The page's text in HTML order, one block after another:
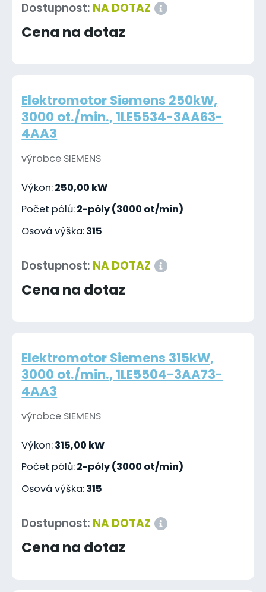
Dostupnost: NA DOTAZ
Cena na dotaz
Elektromotor Siemens 250kW,
3000 ot./min., 1LE5534-3AA63-
4AA3
výrobce SIEMENS
Výkon:250,00 kW
Počet pólů:2-póly (3000 ot/min)
Osová výška:315
Dostupnost: NA DOTAZ
Cena na dotaz
Elektromotor Siemens 315kW,
3000 ot./min., 1LE5504-3AA73-
4AA3
výrobce SIEMENS
Výkon:315,00 kW
Počet pólů:2-póly (3000 ot/min)
Osová výška:315
Dostupnost: NA DOTAZ
Cena na dotaz